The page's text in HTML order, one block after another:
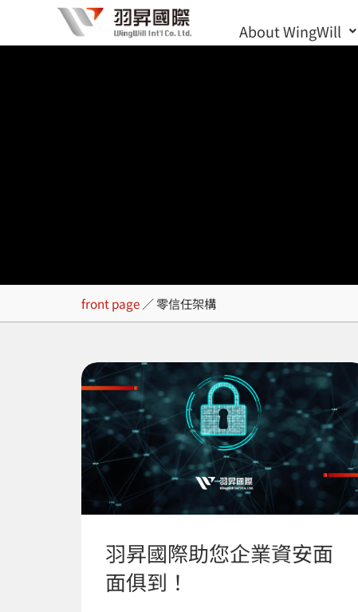
to
About WingWill
零信任架構
front page ／零信任架構
羽昇國際助您企業資安面
面俱到！